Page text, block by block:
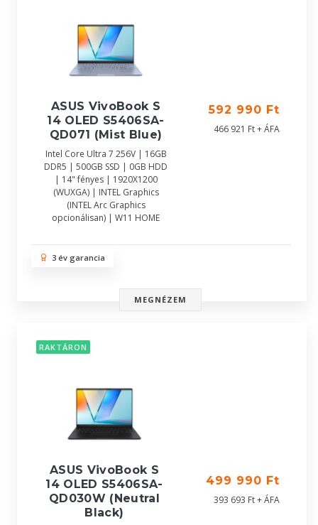
ASUS VivoBook S
14 OLED S5406SA-
QD071 (Mist Blue)
Intel Core Ultra 7 256V | 16GB
DDR5 | 500GB SSD | 0GB HDD
| 14" fényes | 1920X1200
(WUXGA) | INTEL Graphics
(INTEL Arc Graphics
opcionálisan) | W11 HOME
592 990 Ft
466 921 Ft + ÁFA
3 év garancia
MEGNÉZEM
RAKTÁRON
ASUS VivoBook S
14 OLED S5406SA-
QD030W (Neutral
Black)
499 990 Ft
393 693 Ft + ÁFA